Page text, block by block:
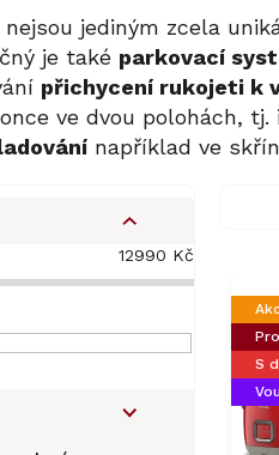
nejsou jediným zcela
je také parkovací
přichycení rukojeti k
ve dvou polohách,
například ve
12990 Kč
p
p
S